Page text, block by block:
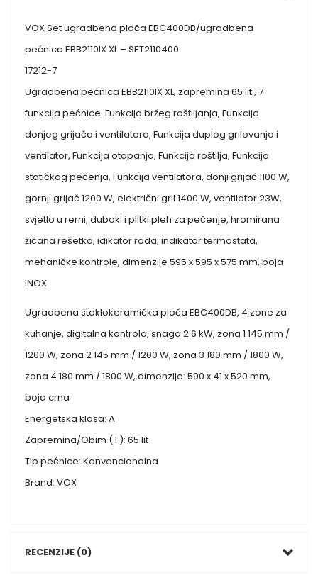
VOX Set ugradbena ploča EBC400DB/ugradbena
pećnica EBB2110IX XL – SET2110400
17212-7
Ugradbena pećnica EBB2110IX XL, zapremina 65 lit., 7
funkcija pećnice: Funkcija bržeg roštiljanja, Funkcija
donjeg grijača i ventilatora, Funkcija duplog grilovanja i
ventilator, Funkcija otapanja, Funkcija roštilja, Funkcija
statičkog pečenja, Funkcija ventilatora, donji grijač 1100 W,
gornji grijač 1200 W, električni gril 1400 W, ventilator 23W,
svjetlo u rerni, duboki i plitki pleh za pečenje, hromirana
žičana rešetka, idikator rada, indikator termostata,
mehaničke kontrole, dimenzije 595 x 595 x 575 mm, boja
INOX
Ugradbena staklokeramička ploča EBC400DB, 4 zone za
kuhanje, digitalna kontrola, snaga 2.6 kW, zona 1 145 mm /
1200 W, zona 2 145 mm / 1200 W, zona 3 180 mm / 1800 W,
zona 4 180 mm / 1800 W, dimenzije: 590 x 41 x 520 mm,
boja crna
Energetska klasa: A
Zapremina/Obim ( l ): 65 lit
Tip pećnice: Konvencionalna
Brand: VOX
RECENZIJE (0)